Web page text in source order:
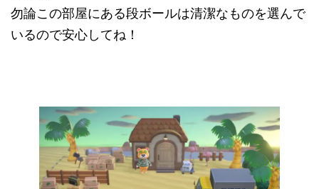
勿論この部屋にある段ボールは清潔なものを選んで
いるので安心してね！